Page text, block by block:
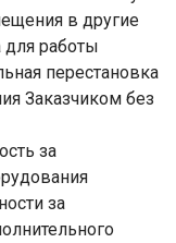
в другие
работы
перестановка
Заказчиком без
за
за